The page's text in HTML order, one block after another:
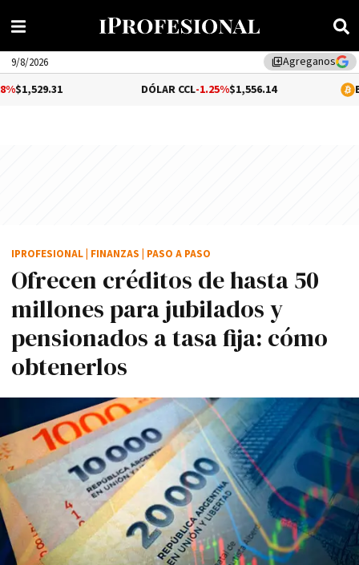
library_addAgreganos
9/8/2026
-1.25%$1,556.14
Ofrecen créditos de hasta 50
millones para jubilados y
pensionados a tasa fija: cómo
obtenerlos
IPROFESIONAL FINANZAS PASO A PASO